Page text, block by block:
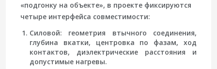
«подгонку на объекте», в проекте фиксируются
четыре интерфейса совместимости:
Силовой: геометрия втычного соединения,
глубина вкатки, центровка по фазам, ход
контактов, диэлектрические расстояния и
допустимые нагревы.